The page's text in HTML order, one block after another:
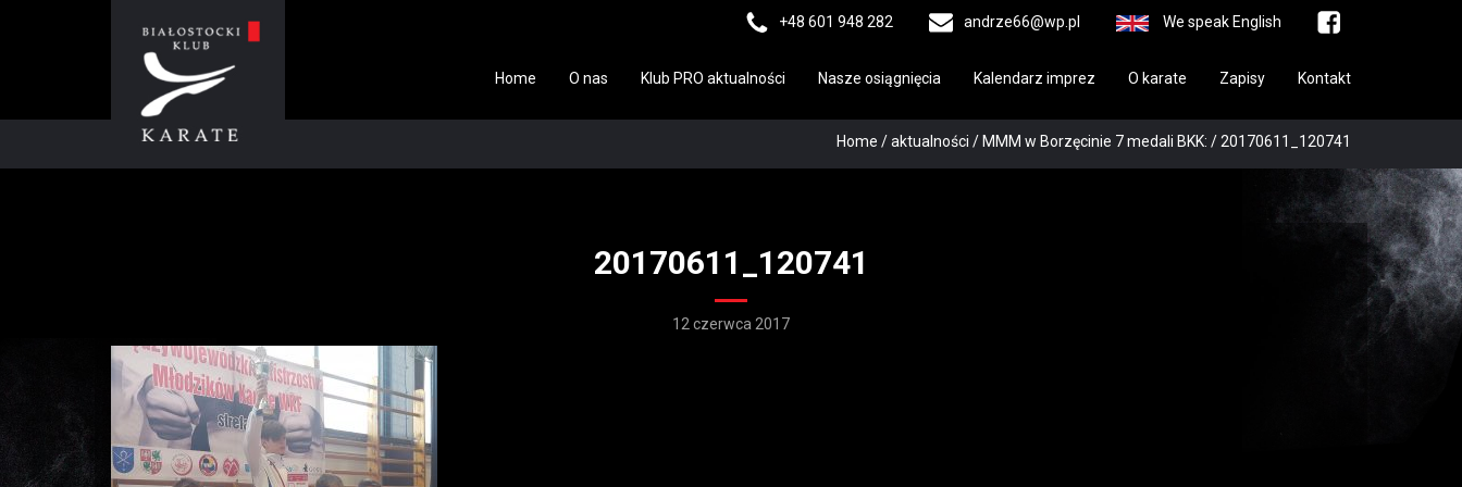
+48 601 948 282 andrze66@wp.pl We speak English
Home O nas Klub PRO aktualności Nasze osiągnięcia Kalendarz imprez O karate Zapisy Kontakt
Home /aktualności / MMM w Borzęcinie 7 medali BKK: /20170611_120741
20170611_120741
12 czerwca 2017